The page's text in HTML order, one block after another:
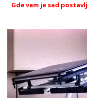
Gde vam je sad